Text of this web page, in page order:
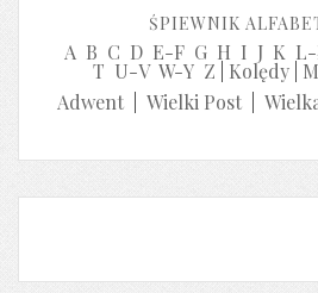
ŚPIEWNIK
A B C D E-F G H I J K
T U-V W-Y Z Kolędy
Adwent| Wielki Post|